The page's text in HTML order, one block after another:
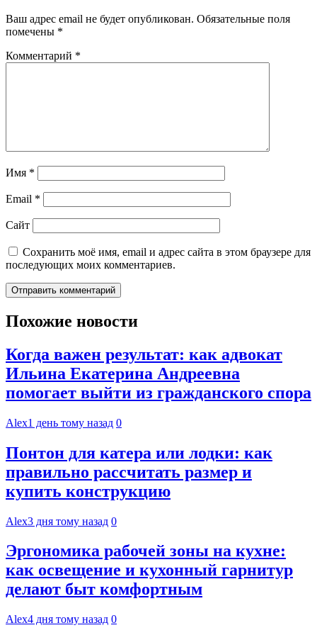
Ваш адрес email не будет опубликован. Обязательные поля
помечены *
Комментарий *
Имя *
Email *
Сайт
Сохранить моё имя, email и адрес сайта в этом браузере для
последующих моих комментариев.
Похожие новости
Когда важен результат: как адвокат
Ильина Екатерина Андреевна
помогает выйти из гражданского спора
Alex1 день тому назад 0
Понтон для катера или лодки: как
правильно рассчитать размер и
купить конструкцию
Alex3 дня тому назад 0
Эргономика рабочей зоны на кухне:
как освещение и кухонный гарнитур
делают быт комфортным
Alex4 дня тому назад 0